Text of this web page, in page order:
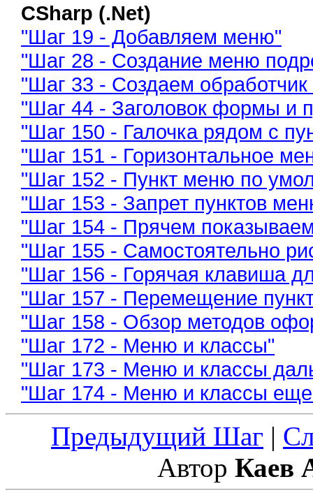
CSharp (.Net)
"Шаг 19 - Добавляем меню"
"Шаг 28 - Создание меню
"Шаг 33 - Создаем
"Шаг 44 - Заголовок формы и
"Шаг 150 - Галочка рядом с
"Шаг 151 - Горизонтальное
"Шаг 152 - Пункт меню по
"Шаг 153 - Запрет пунктов
"Шаг 154 - Прячем
"Шаг 155 - Самостоятельно
"Шаг 156 - Горячая клавиша
"Шаг 157 - Перемещение
"Шаг 158 - Обзор методов
"Шаг 172 - Меню и классы"
"Шаг 173 - Меню и классы
"Шаг 174 - Меню и классы
Предыдущий Шаг |
Автор Каев